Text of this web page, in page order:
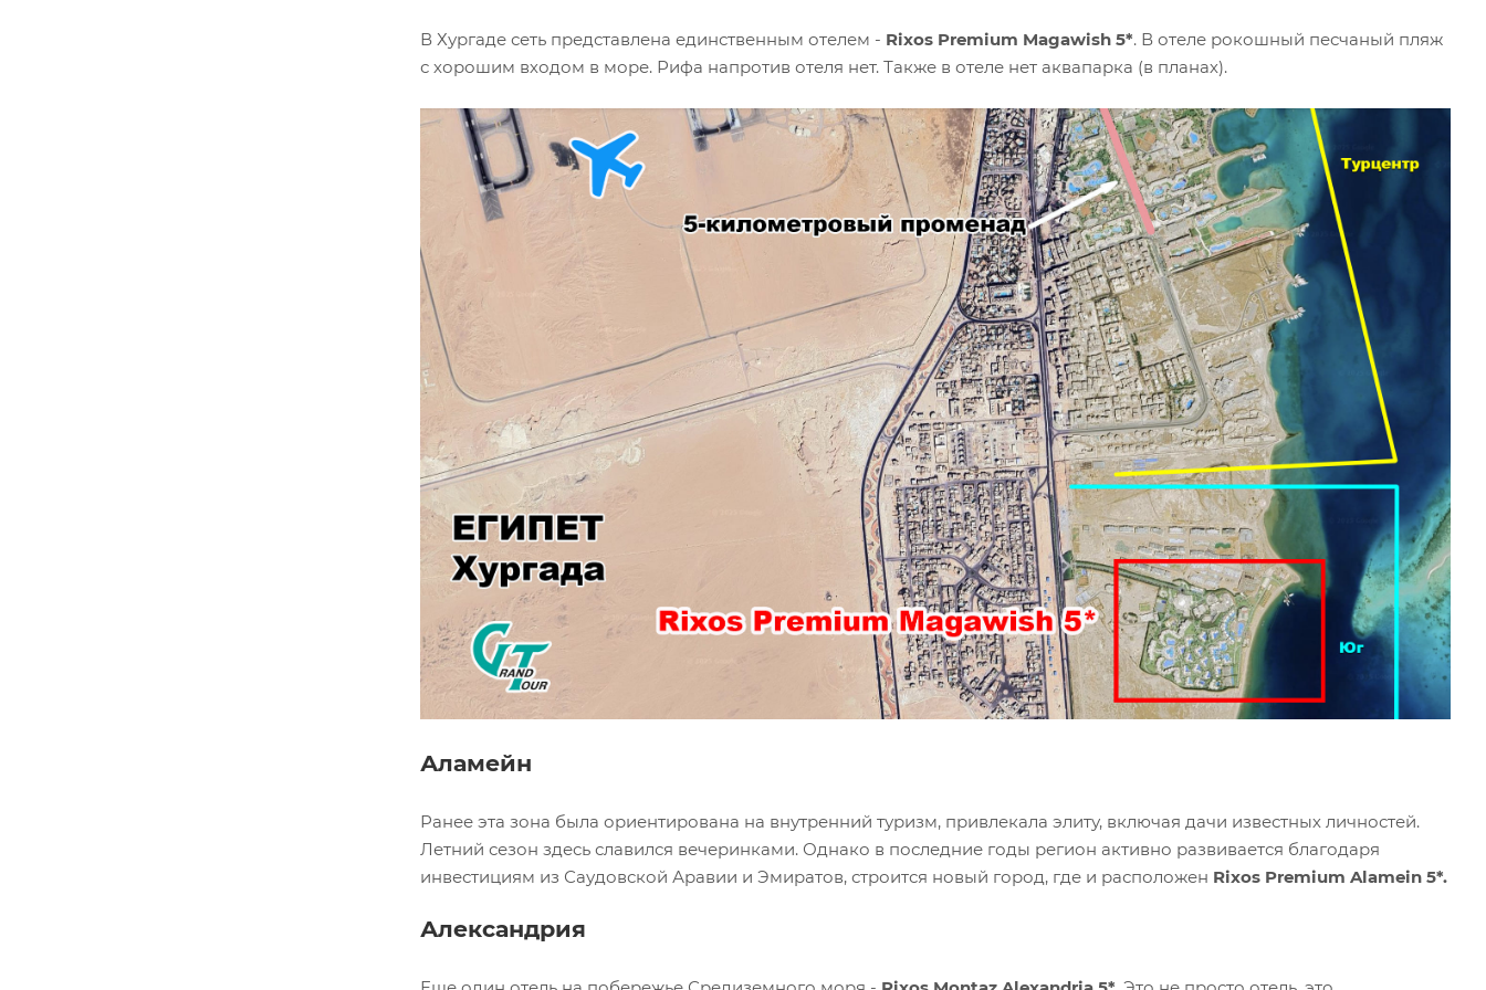
В Хургаде сеть представлена единственным отелем - Rixos Premium Magawish 5*. В отеле рокошный песчаный пляж
с хорошим входом в море. Рифа напротив отеля нет. Также в отеле нет аквапарка (в планах).
Аламейн
Ранее эта зона была ориентирована на внутренний туризм, привлекала элиту, включая дачи известных личностей.
Летний сезон здесь славился вечеринками. Однако в последние годы регион активно развивается благодаря
инвестициям из Саудовской Аравии и Эмиратов, строится новый город, где и расположен Rixos Premium Alamein 5*.
Александрия